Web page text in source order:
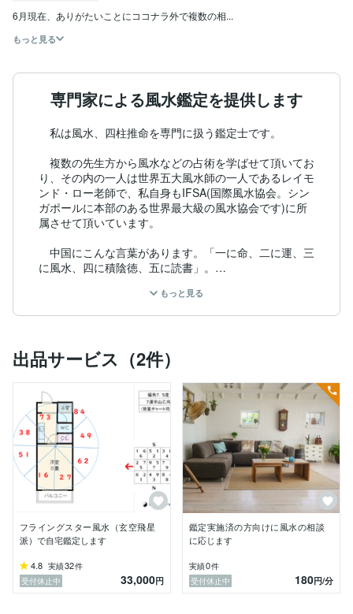
6月現在、ありがたいことにココナラ外で複数の相...
もっと見る
専門家による風水鑑定を提供します
私は風水、四柱推命を専門に扱う鑑定士です。
複数の先生方から風水などの占術を学ばせて頂いてお
り、その内の一人は世界五大風水師の一人であるレイモ
ンド・ロー老師で、私自身もIFSA(国際風水協会。シン
ガポールに本部のある世界最大級の風水協会です)に所
属させて頂いています。
中国にこんな言葉があります。「一に命、二に運、三
に風水、四に積陰徳、五に読書」。
生まれ持った宿命の力はとても強いものですがそれだ
けですべてが決まるわけではもちろんなくて、それらを
知識を得るための努力といったものであるということで
す。
命や運という自分で変えることができないものを除け
ばその人が身を置く環境はその人の人生を最も強く変え
うるものだと考えられているということで、自分自身風
水を学んで、専門として扱う中で様々なケースを目にし
てきています。
この家に住みだしてから収入が上がったような気がす
る、この家に住みだしてから調子が悪い、人間関係が落
ちたような気がする、ストレスがかかる、、、そうした
例は挙げればキリがありません。
そうした実体験が数多いからこそ理論を知らない方に
「風水」という思想があることが知られているわけで
す。
もっと見る
出品サービス（2件）
フライングスター風水（玄空飛星
派）で自宅鑑定します
4.8 実績32件
受付休止中
33,000円
鑑定実施済の方向けに風水の相談
に応じます
実績0件
受付休止中
180円/分